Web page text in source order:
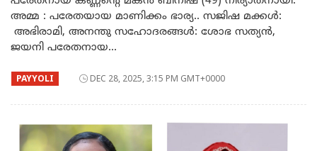
അമ്മ : പരേതയായ മാണിക്കം ഭാര്യ.. സജിഷ മക്കൾ:
അഭിരാമി, അനന്തു സഹോദരങ്ങൾ: ശോഭ സത്യൻ,
ജയനി പരേതനായ...
PAYYOLI DEC 28, 2025, 3:15 PM GMT+0000